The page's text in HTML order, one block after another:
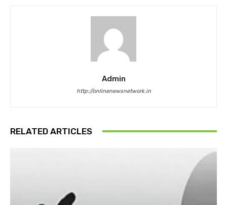
Admin
http://onlinenewsnetwork.in
RELATED ARTICLES